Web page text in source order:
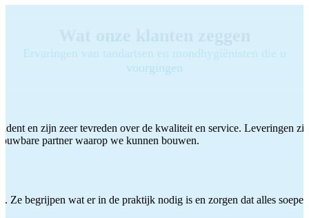
Ervaringen van tandartsen en mondhygiënisten die u
voorgingen
en zijn zeer tevreden over de kwaliteit en service. Leveringen
partner waarop we kunnen bouwen.
Ze begrijpen wat er in de praktijk nodig is en zorgen dat alles